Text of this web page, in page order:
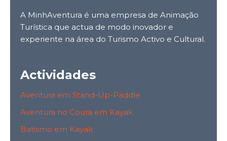
A MinhAventura é uma empresa de Animação
Turística que actua de modo inovador e
experiente na área do Turismo Activo e Cultural.
Actividades
Aventura em Stand-Up-Paddle
Aventura no Coura em Kayak
Batismo em Kayak